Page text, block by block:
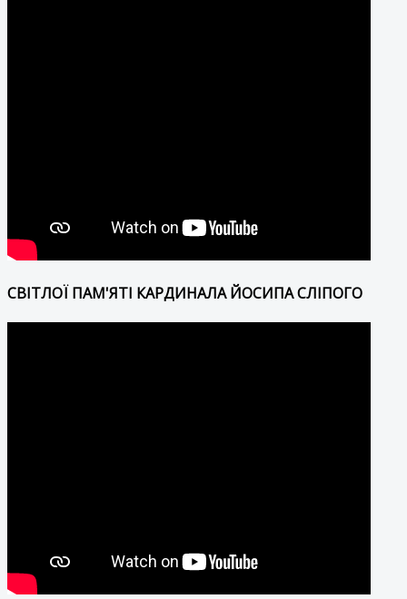
СВІТЛОЇ ПАМ'ЯТІ КАРДИНАЛА ЙОСИПА СЛІПОГО